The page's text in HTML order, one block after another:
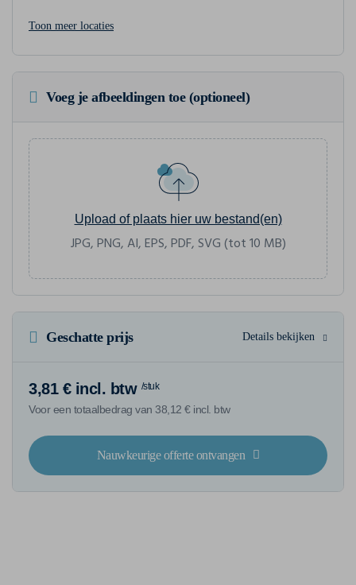
Toon meer locaties
Voeg je afbeeldingen toe (optioneel)
Upload of plaats hier uw bestand(en)
JPG, PNG, AI, EPS, PDF, SVG (tot 10 MB)
Geschatte prijs Details bekijken
3,81 € incl. btw /stuk
Voor een totaalbedrag van 38,12 € incl. btw
Nauwkeurige offerte ontvangen